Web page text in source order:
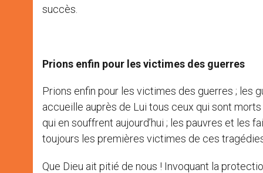
succès.
Prions enfin pour les victimes des guerres
Prions enfin pour les victimes des guerres ; les
accueille auprès de Lui tous ceux qui sont
qui en souffrent aujourd’hui ; les pauvres et les
toujours les premières victimes de ces
Que Dieu ait pitié de nous ! Invoquant la